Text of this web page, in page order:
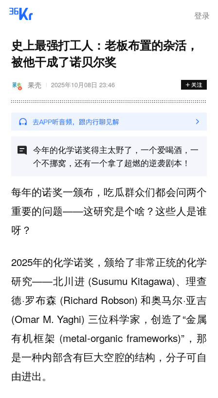
登录
史上最强打工人：老板布置的杂活，
被他干成了诺贝尔奖
果壳 2025年10月08日 23:46
今年的化学诺奖得主太野了，一个爱喝酒，一
个不挪窝，还有一个拿了超燃的逆袭剧本！
每年的诺奖一颁布，吃瓜群众们都会问两个
重要的问题——这研究是个啥？这些人是谁
呀？
2025年的化学诺奖，颁给了非常正统的化学
研究——北川进 (Susumu Kitagawa)、理查
德·罗布森 (Richard Robson) 和奥马尔·亚吉
(Omar M. Yaghi) 三位科学家，创造了“金属
有机框架 (metal-organic frameworks)”， 那
是一种内部含有巨大空腔的结构，分子可自
由进出。